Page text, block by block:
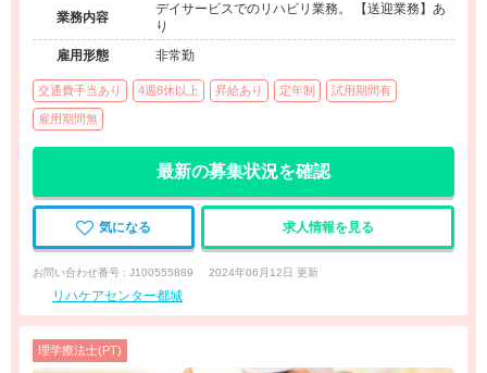
業務内容
デイサービスでのリハビリ業務。 【送迎業務】あ
り
雇用形態
非常勤
交通費手当あり 4週8休以上 昇給あり 定年制 試用期間有
雇用期間無
最新の募集状況を確認
気になる 求人情報を見る
お問い合わせ番号 : J100555889 2024年06月12日 更新
リハケアセンター都城
理学療法士(PT)